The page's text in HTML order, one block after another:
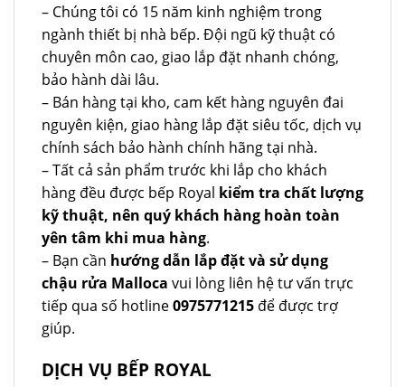
– Chúng tôi có 15 năm kinh nghiệm trong
ngành thiết bị nhà bếp. Đội ngũ kỹ thuật có
chuyên môn cao, giao lắp đặt nhanh chóng,
bảo hành dài lâu.
– Bán hàng tại kho, cam kết hàng nguyên đai
nguyên kiện, giao hàng lắp đặt siêu tốc, dịch vụ
chính sách bảo hành chính hãng tại nhà.
– Tất cả sản phẩm trước khi lắp cho khách
hàng đều được bếp Royal kiểm tra chất lượng
kỹ thuật, nên quý khách hàng hoàn toàn
yên tâm khi mua hàng.
– Bạn cần hướng dẫn lắp đặt và sử dụng
chậu rửa Malloca vui lòng liên hệ tư vấn trực
tiếp qua số hotline0975771215 để được trợ
giúp.
DỊCH VỤ BẾP ROYAL